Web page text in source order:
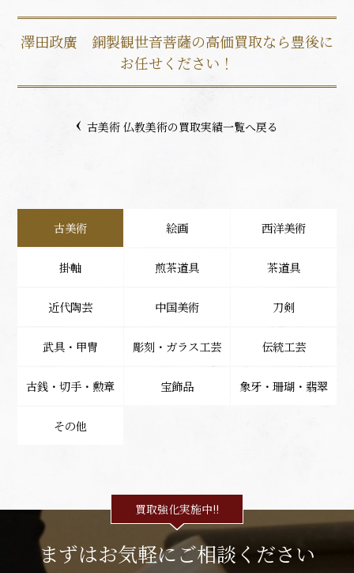
古美術 絵画 西洋美術
掛軸 煎茶道具 茶道具
近代陶芸 中国美術 刀剣
武具・甲冑 彫刻・ガラス工芸 伝統工芸
古銭・切手・勲章 宝飾品 象牙・珊瑚・翡翠
その他
澤田政廣 銅製観世音菩薩の高価買取なら豊後に
お任せください！
古美術 仏教美術の買取実績一覧へ戻る
買取強化実施中!!
まずはお気軽にご相談ください